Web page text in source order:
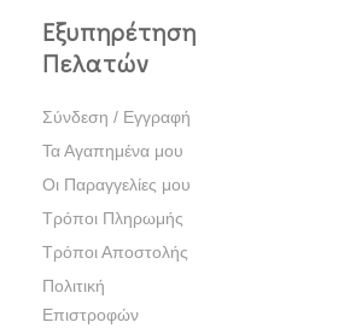
Εξυπηρέτηση
Πελατών
Σύνδεση / Εγγραφή
Τα Αγαπημένα μου
Οι Παραγγελίες μου
Τρόποι Πληρωμής
Τρόποι Αποστολής
Πολιτική
Επιστροφών